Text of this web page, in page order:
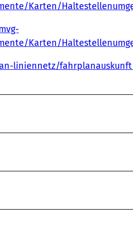
Karten/
Karten/
liniennetz/